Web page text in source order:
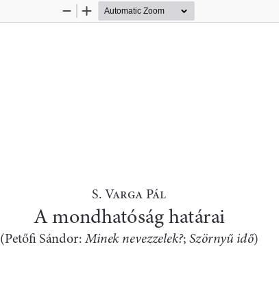
Zoom
Zoom
S. V P
A mondhatóság határai
(Petőfi Sándor: Minek nevezzelek? ; Szörnyű idő )